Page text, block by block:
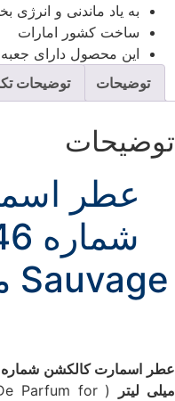
به یاد ماندنی و انرژی
ساخت کشور امارات
این محصول دارای
توضیحات
توضیحات
عطر
لیتر
Parfum for